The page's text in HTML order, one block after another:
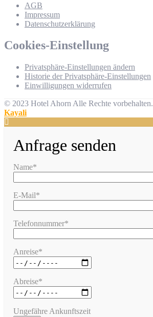
AGB
Impressum
Datenschutzerklärung
Cookies-Einstellung
Privatsphäre-Einstellungen ändern
Historie der Privatsphäre-Einstellungen
Einwilligungen widerrufen
© 2023 Hotel Ahorn Alle Rechte vorbehalten.
Kayali
Anfrage senden
Name*
E-Mail*
Telefonnummer*
Anreise*
Abreise*
Ungefähre Ankunftszeit